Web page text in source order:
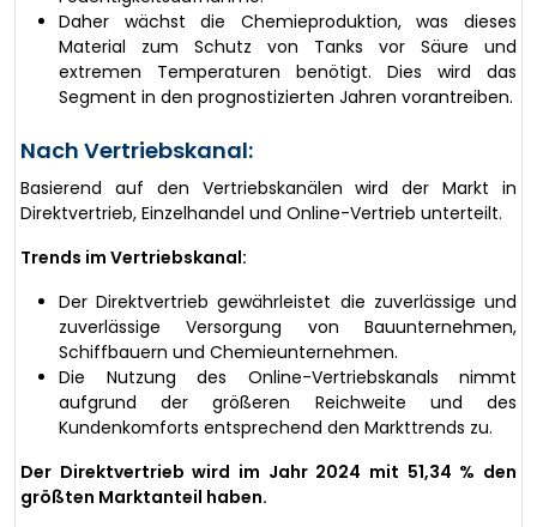
Daher wächst die Chemieproduktion, was dieses
Material zum Schutz von Tanks vor Säure und
extremen Temperaturen benötigt. Dies wird das
Segment in den prognostizierten Jahren vorantreiben.
Nach Vertriebskanal:
Basierend auf den Vertriebskanälen wird der Markt in
Direktvertrieb, Einzelhandel und Online-Vertrieb unterteilt.
Trends im Vertriebskanal:
Der Direktvertrieb gewährleistet die zuverlässige und
zuverlässige Versorgung von Bauunternehmen,
Schiffbauern und Chemieunternehmen.
Die Nutzung des Online-Vertriebskanals nimmt
aufgrund der größeren Reichweite und des
Kundenkomforts entsprechend den Markttrends zu.
Der Direktvertrieb wird im Jahr 2024 mit 51,34 % den
größten Marktanteil haben.